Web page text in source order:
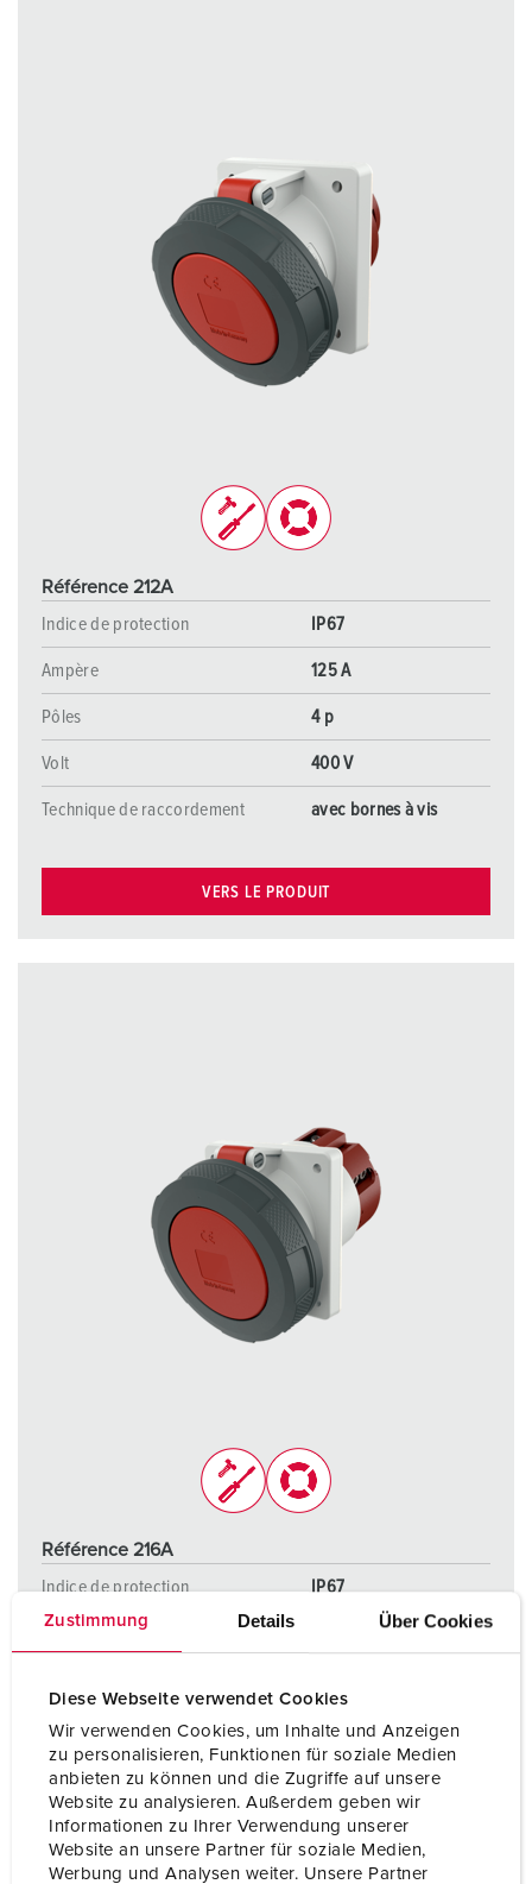
Zustimmung Details Über Cookies
Diese Webseite verwendet Cookies
Wir verwenden Cookies, um Inhalte und Anzeigen
zu personalisieren, Funktionen für soziale Medien
anbieten zu können und die Zugriffe auf unsere
Website zu analysieren. Außerdem geben wir
Informationen zu Ihrer Verwendung unserer
Website an unsere Partner für soziale Medien,
Werbung und Analysen weiter. Unsere Partner
Référence 212A
Indice de protection
IP67
Ampère 125 A
Pôles 4 p
Volt 400 V
Technique de raccordement avec bornes à vis
VERS LE PRODUIT
Référence 216A
Indice de protection
IP67
Volt 400 V
Technique de raccordement avec bornes à vis
VERS LE PRODUIT